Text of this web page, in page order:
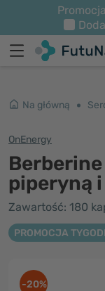
Na główną
OnEnergy
Berberine
piperyną
Zawartość: 180
PROMOCJA
-20%